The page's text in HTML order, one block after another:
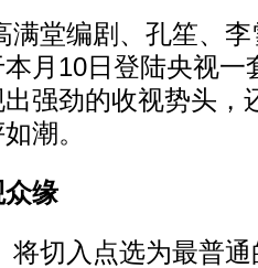
堂编剧、孔笙、李
本月10日登陆央视
强劲的收视势头，
潮。
缘
切入点选为最普通